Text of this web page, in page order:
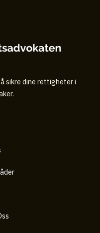
sikre dine rettigheter i